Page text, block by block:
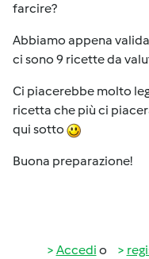
farcire?
Abbiamo appena
ci sono 9 ricette da
Ci piacerebbe molto
ricetta che più ci
qui sotto
Buona preparazione!
Accedi o